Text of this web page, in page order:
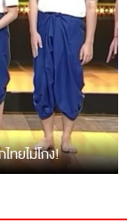
ทยไม่โกง!